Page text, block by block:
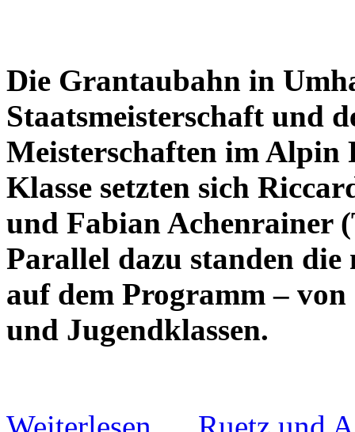
Die Grantaubahn in
Staatsmeisterschaft und
Meisterschaften im Alpin
Klasse setzten sich
und Fabian Achenrainer
Parallel dazu standen die
auf dem Programm –
und Jugendklassen.